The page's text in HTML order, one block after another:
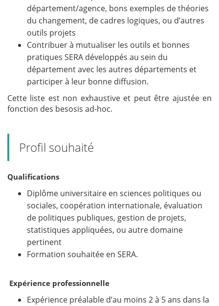
département/agence, bons exemples de théories
du changement, de cadres logiques, ou d’autres
outils projets
Contribuer à mutualiser les outils et bonnes
pratiques SERA développés au sein du
département avec les autres départements et
participer à leur bonne diffusion.
Cette liste est non exhaustive et peut être ajustée en
fonction des besosis ad-hoc.
Profil souhaité
Qualifications
Diplôme universitaire en sciences politiques ou
sociales, coopération internationale, évaluation
de politiques publiques, gestion de projets,
statistiques appliquées, ou autre domaine
pertinent
Formation souhaitée en SERA.
Expérience professionnelle
Expérience préalable d’au moins 2 à 5 ans dans la